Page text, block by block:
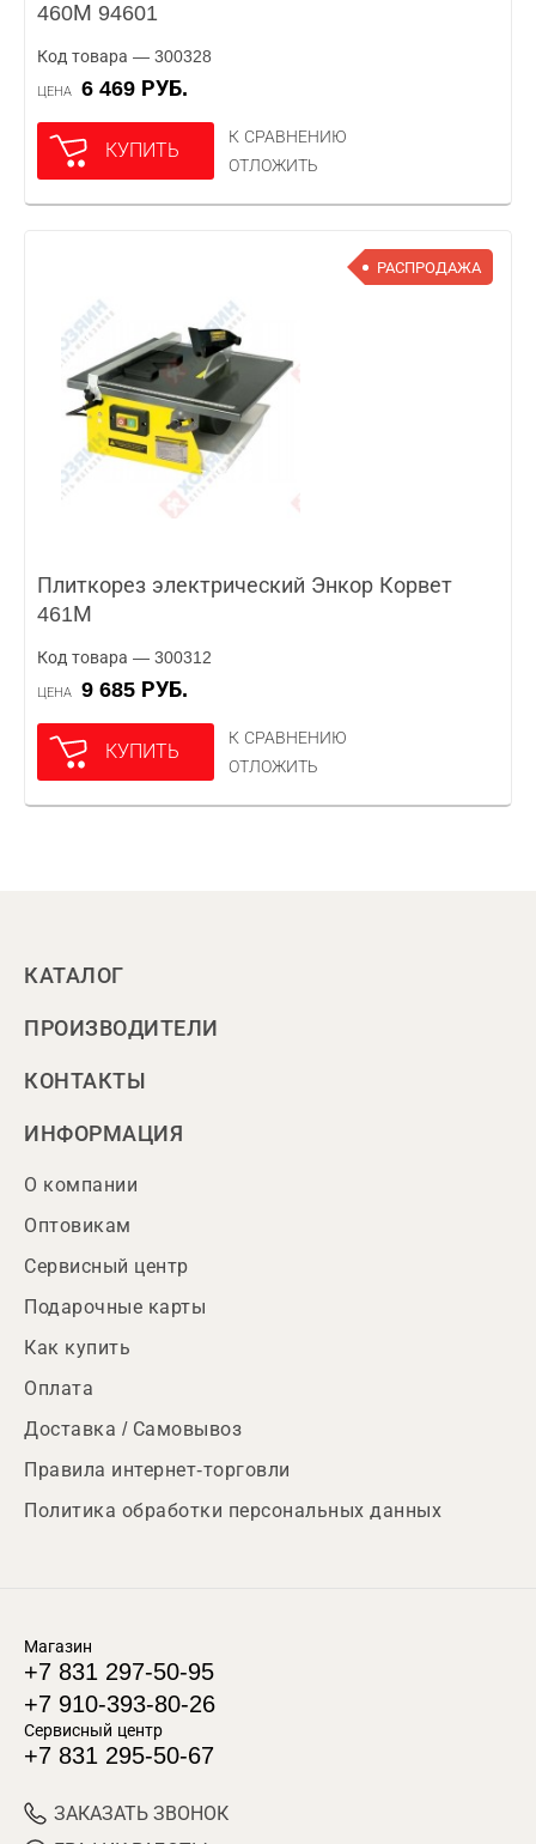
460М 94601
Код товара — 300328
ЦЕНА 6 469 РУБ.
КУПИТЬ
К СРАВНЕНИЮ
ОТЛОЖИТЬ
РАСПРОДАЖА
Плиткорез электрический Энкор Корвет
461М
Код товара — 300312
ЦЕНА 9 685 РУБ.
КУПИТЬ
К СРАВНЕНИЮ
ОТЛОЖИТЬ
КАТАЛОГ
ПРОИЗВОДИТЕЛИ
КОНТАКТЫ
ИНФОРМАЦИЯ
О компании
Оптовикам
Сервисный центр
Подарочные карты
Как купить
Оплата
Доставка / Самовывоз
Правила интернет-торговли
Политика обработки персональных данных
Магазин
+7 831 297-50-95
+7 910-393-80-26
Сервисный центр
+7 831 295-50-67
ЗАКАЗАТЬ ЗВОНОК